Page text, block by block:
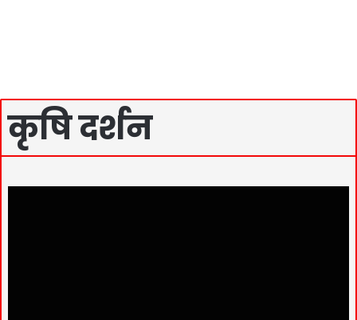
कृषि दर्शन